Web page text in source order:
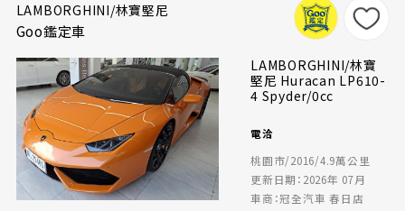
LAMBORGHINI/林寶堅尼
Goo鑑定車
LAMBORGHINI/林寶
堅尼 Huracan LP610-
4 Spyder/0cc
電洽
桃園市/2016/4.9萬公里
更新日期：2026年 07月
車商：冠全汽車 春日店